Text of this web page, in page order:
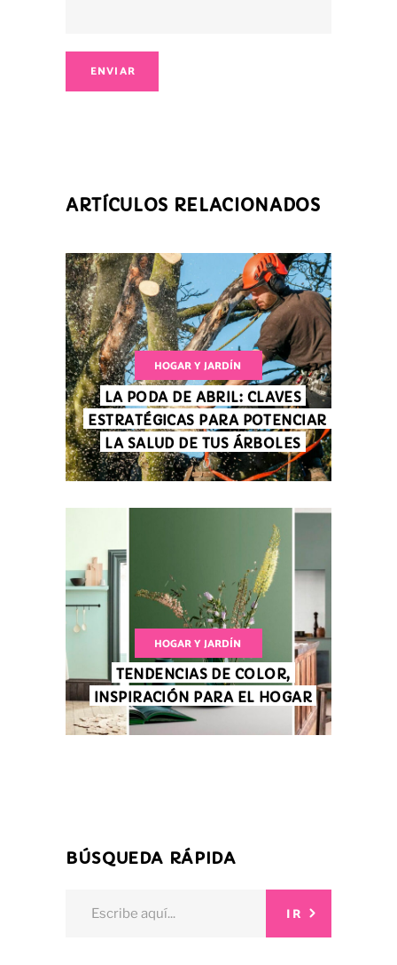
ENVIAR
ARTÍCULOS RELACIONADOS
HOGAR Y JARDÍN
LA PODA DE ABRIL: CLAVES
ESTRATÉGICAS PARA POTENCIAR
LA SALUD DE TUS ÁRBOLES
HOGAR Y JARDÍN
TENDENCIAS DE COLOR,
INSPIRACIÓN PARA EL HOGAR
BÚSQUEDA RÁPIDA
IR